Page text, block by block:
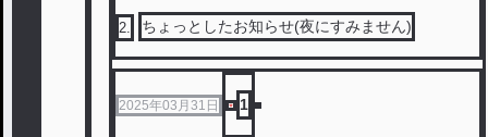
2. ちょっとしたお知らせ(夜にすみません)
2025年03月31日 1